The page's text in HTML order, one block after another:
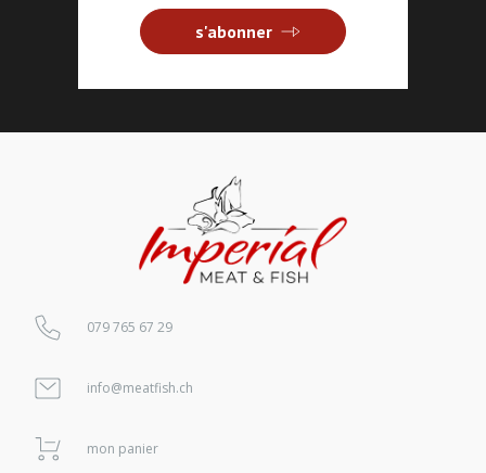
s'abonner
079 765 67 29
info@meatfish.ch
mon panier